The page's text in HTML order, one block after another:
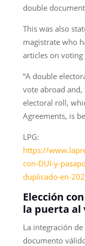
double
This was also
magistrate who
articles on voting
“A double
vote abroad
electoral roll,
Agreements, is
LPG:
https://
con-DUI-y-
duplicado-en-
Elección
la puerta al
La integración
documento